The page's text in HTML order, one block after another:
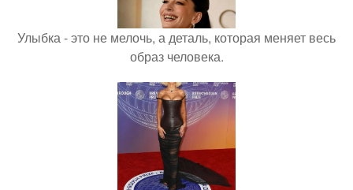
Улыбка - это не мелочь, а деталь, которая меняет весь
образ человека.